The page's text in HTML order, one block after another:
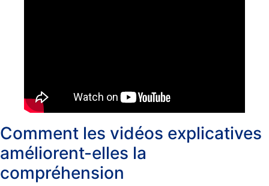
Comment les vidéos explicatives
améliorent-elles la
compréhension